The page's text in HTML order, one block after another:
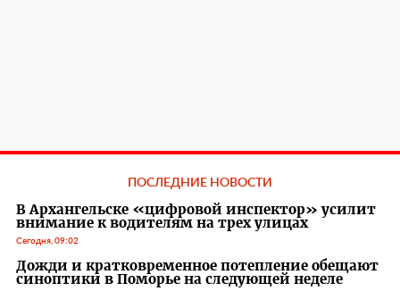
ПОСЛЕДНИЕ НОВОСТИ
В Архангельске «цифровой инспектор» усилит
внимание к водителям на трех улицах
Сегодня, 09:02
Дожди и кратковременное потепление обещают
синоптики в Поморье на следующей неделе